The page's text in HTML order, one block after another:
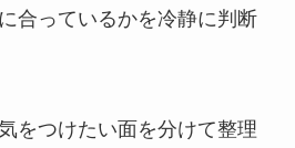
合っているかを冷静に判断
をつけたい面を分けて整理